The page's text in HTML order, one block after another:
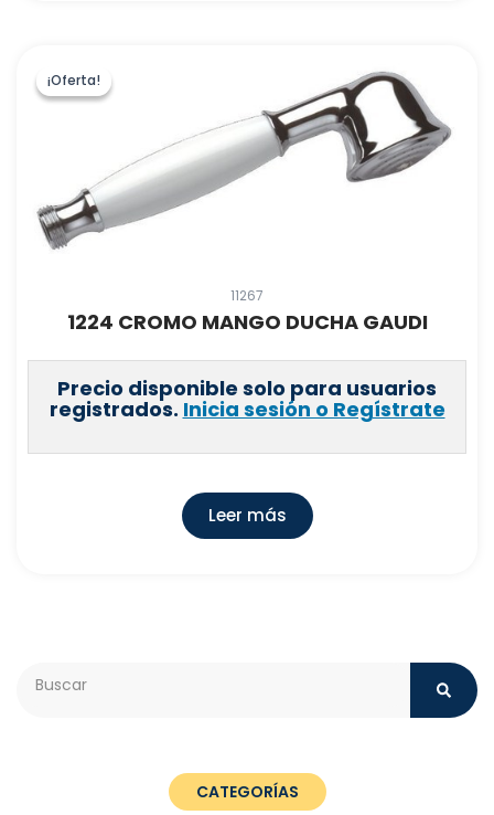
¡Oferta!
¡Oferta!
11267
1224 CROMO MANGO DUCHA GAUDI
Precio disponible solo para usuarios
registrados. Inicia sesión o Regístrate
Leer más
CATEGORÍAS